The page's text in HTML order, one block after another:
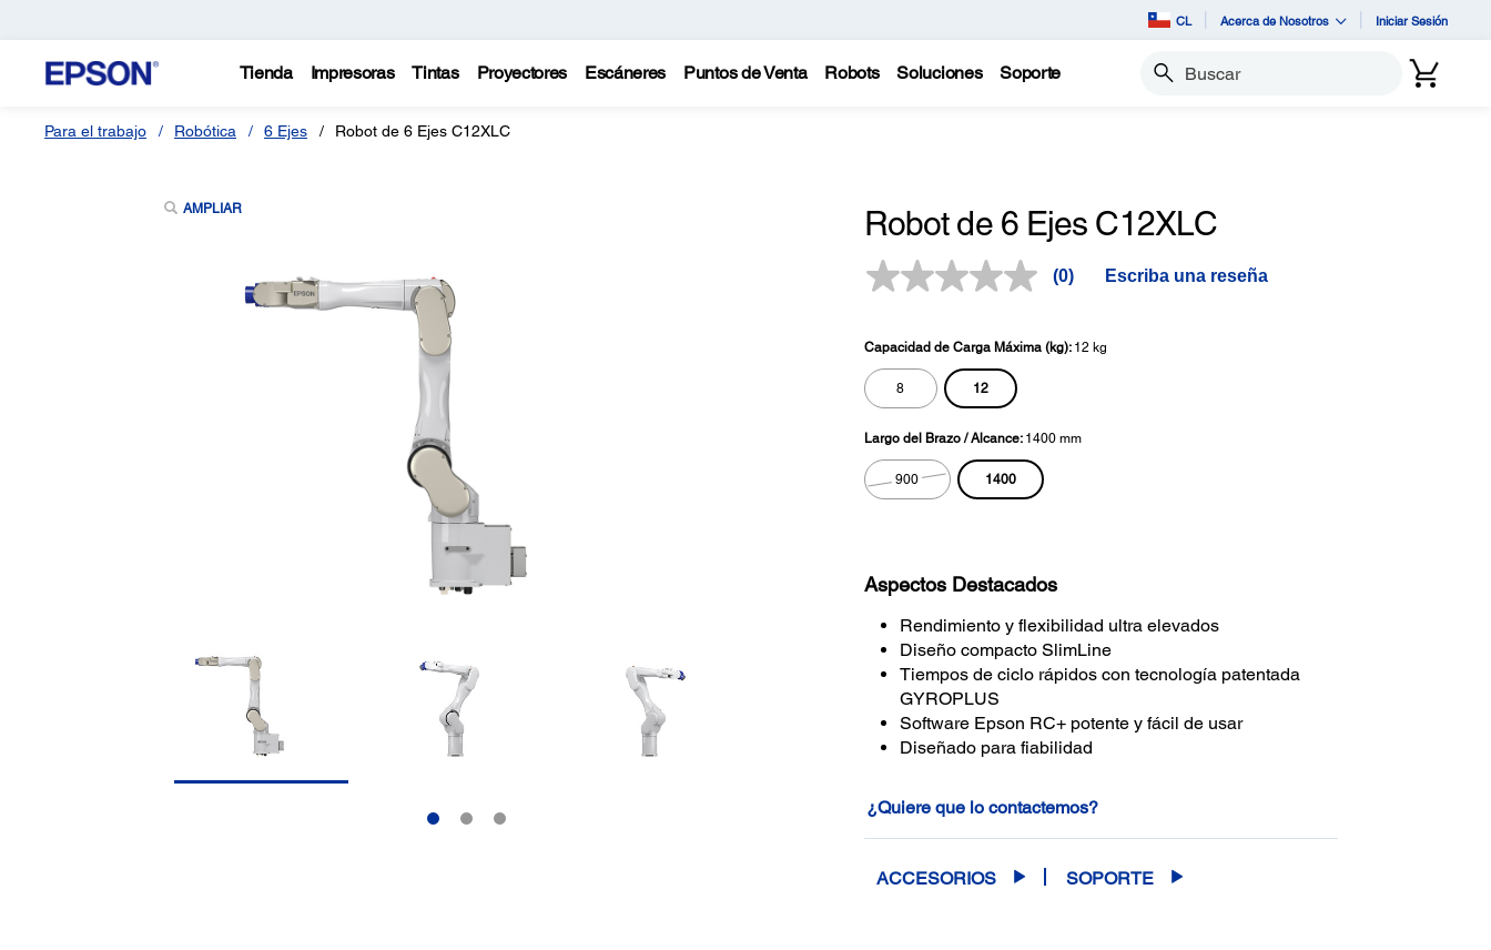
CL Acerca de Nosotros Iniciar Sesión
Tienda Impresoras Tintas Proyectores Escáneres Puntos de Venta Robots Soluciones Soporte Buscar
Para el trabajo Robótica 6 Ejes Robot de 6 Ejes C12XLC
AMPLIAR Robot de 6 Ejes C12XLC
Sin
en
la
(0) Escriba una reseña
Capacidad de Carga Máxima (kg): 12 kg
8 12
Largo del Brazo / Alcance: 1400 mm
900 1400
Aspectos Destacados
Rendimiento y flexibilidad ultra elevados
Diseño compacto SlimLine
Tiempos de ciclo rápidos con tecnología patentada
GYROPLUS
Software Epson RC+ potente y fácil de usar
Diseñado para fiabilidad
¿Quiere que lo contactemos?
ACCESORIOS SOPORTE